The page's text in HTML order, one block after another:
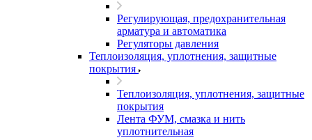
Регулирующая, предохранительная
арматура и автоматика
Регуляторы давления
Теплоизоляция, уплотнения, защитные
покрытия
Теплоизоляция, уплотнения, защитные
покрытия
Лента ФУМ, смазка и нить
уплотнительная